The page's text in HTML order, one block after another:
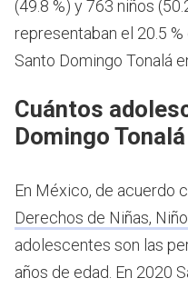
(49.8 %) y 763 niños
representaban el 20.5
Santo Domingo Tonalá
Cuántos
Domingo
En México, de acuerdo
Derechos de Niñas,
adolescentes son las
años de edad. En 2020